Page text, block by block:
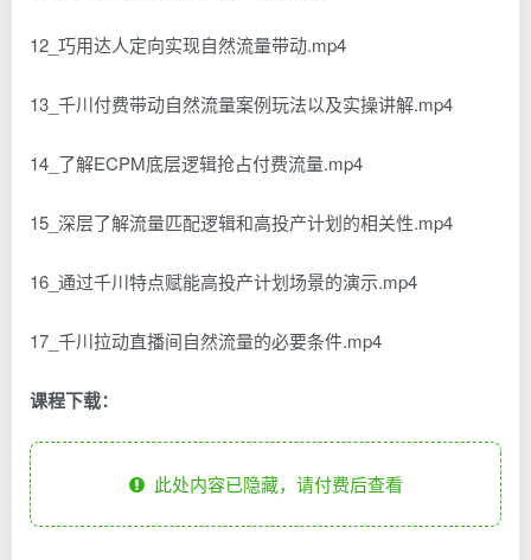
12_巧用达人定向实现自然流量带动.mp4
13_千川付费带动自然流量案例玩法以及实操讲解.mp4
14_了解ECPM底层逻辑抢占付费流量.mp4
15_深层了解流量匹配逻辑和高投产计划的相关性.mp4
16_通过千川特点赋能高投产计划场景的演示.mp4
17_千川拉动直播间自然流量的必要条件.mp4
课程下载：
此处内容已隐藏，请付费后查看